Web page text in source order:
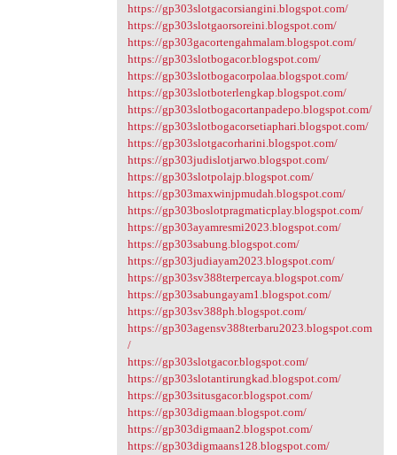
https://gp303slotgacorsiangini.blogspot.com/
https://gp303slotgaorsoreini.blogspot.com/
https://gp303gacortengahmalam.blogspot.com/
https://gp303slotbogacor.blogspot.com/
https://gp303slotbogacorpolaa.blogspot.com/
https://gp303slotboterlengkap.blogspot.com/
https://gp303slotbogacortanpadepo.blogspot.com/
https://gp303slotbogacorsetiaphari.blogspot.com/
https://gp303slotgacorharini.blogspot.com/
https://gp303judislotjarwo.blogspot.com/
https://gp303slotpolajp.blogspot.com/
https://gp303maxwinjpmudah.blogspot.com/
https://gp303boslotpragmaticplay.blogspot.com/
https://gp303ayamresmi2023.blogspot.com/
https://gp303sabung.blogspot.com/
https://gp303judiayam2023.blogspot.com/
https://gp303sv388terpercaya.blogspot.com/
https://gp303sabungayam1.blogspot.com/
https://gp303sv388ph.blogspot.com/
https://gp303agensv388terbaru2023.blogspot.com
/
https://gp303slotgacor.blogspot.com/
https://gp303slotantirungkad.blogspot.com/
https://gp303situsgacor.blogspot.com/
https://gp303digmaan.blogspot.com/
https://gp303digmaan2.blogspot.com/
https://gp303digmaans128.blogspot.com/